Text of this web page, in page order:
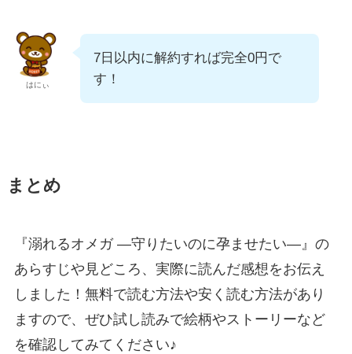
はにぃ
7日以内に解約すれば完全0円で
す！
まとめ
『溺れるオメガ ―守りたいのに孕ませたい―』の
あらすじや見どころ、実際に読んだ感想をお伝え
しました！無料で読む方法や安く読む方法があり
ますので、ぜひ試し読みで絵柄やストーリーなど
を確認してみてください♪